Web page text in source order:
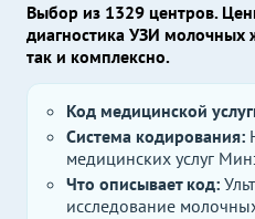
Выбор из 1329 центров.
диагностика УЗИ молочных
так и комплексно.
Код медицинской
Система кодирования:
медицинских услуг
Что описывает код:
исследование